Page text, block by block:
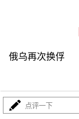
俄乌再次换俘
点评一下